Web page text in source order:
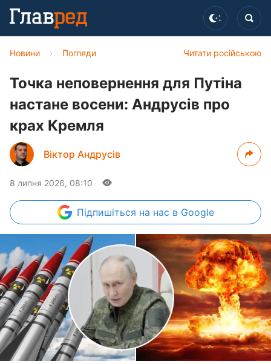
Читати російською
Новини › Погляди
Точка неповернення для Путіна
настане восени: Андрусів про
крах Кремля
Віктор Андрусів
8 липня 2026, 08:10
Підпишіться на нас в Google